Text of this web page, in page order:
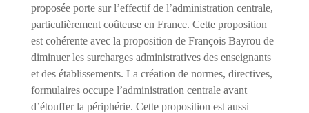
proposée porte sur l’effectif de l’administration centrale,
particulièrement coûteuse en France. Cette proposition
est cohérente avec la proposition de François Bayrou de
diminuer les surcharges administratives des enseignants
et des établissements. La création de normes, directives,
formulaires occupe l’administration centrale avant
d’étouffer la périphérie. Cette proposition est aussi